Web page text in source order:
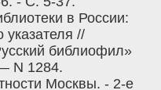
в России:
//
библиофил»
N 1284.
Москвы. - 2-е